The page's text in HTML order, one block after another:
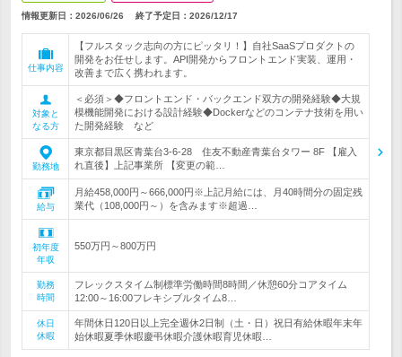
情報更新日：2026/06/26 終了予定日： 2026/12/17
仕事内容
【フルスタック志向の方にピッタリ！】自社SaaSプロダクトの
開発をお任せします。API開発からフロントエンド実装、運用・
改善まで広く携われます。
対象と
なる方
＜必須＞◆フロントエンド・バックエンド双方の開発経験◆大規
模機能開発における設計経験◆Dockerなどのコンテナ技術を用い
た開発経験 など
勤務地
東京都目黒区青葉台3-6-28 住友不動産青葉台タワー 8F 【雇入
れ直後】上記事業所 【変更の範…
給与
月給458,000円～666,000円※上記月給には、月40時間分の固定残
業代（108,000円～）を含みます※超過…
初年度
年収
550万円～800万円
勤務
時間
フレックスタイム制標準労働時間8時間／休憩60分コアタイム
12:00～16:00フレキシブルタイム8…
休日
休暇
年間休日120日以上完全週休2日制（土・日）祝日有給休暇年末年
始休暇夏季休暇慶弔休暇介護休暇育児休暇…